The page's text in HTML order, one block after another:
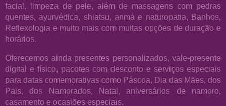
facial, limpeza de pele, além de massagens com pedras
quentes, ayurvédica, shiatsu, anmá e naturopatia, Banhos,
Reflexologia e muito mais com muitas opções de duração e
horários.
Oferecemos ainda presentes personalizados, vale-presente
digital e físico, pacotes com desconto e serviços especiais
para datas comemorativas como Páscoa, Dia das Mães, dos
Pais, dos Namorados, Natal, aniversários de namoro,
casamento e ocasiões especiais.